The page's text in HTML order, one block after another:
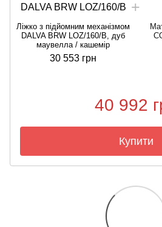
Ліжко з підйомним механізмом
DALVA BRW LOZ/160/B, дуб
маувелла / кашемір
30 553 грн
40 992
Купити